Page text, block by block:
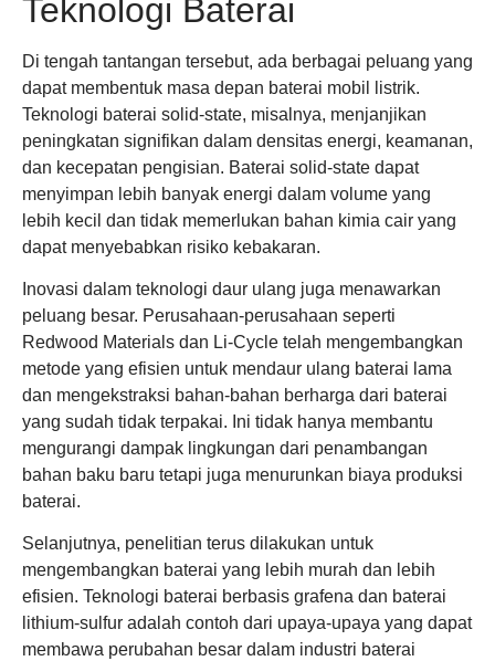
Teknologi Baterai
Di tengah tantangan tersebut, ada berbagai peluang yang
dapat membentuk masa depan baterai mobil listrik.
Teknologi baterai solid-state, misalnya, menjanjikan
peningkatan signifikan dalam densitas energi, keamanan,
dan kecepatan pengisian. Baterai solid-state dapat
menyimpan lebih banyak energi dalam volume yang
lebih kecil dan tidak memerlukan bahan kimia cair yang
dapat menyebabkan risiko kebakaran.
Inovasi dalam teknologi daur ulang juga menawarkan
peluang besar. Perusahaan-perusahaan seperti
Redwood Materials dan Li-Cycle telah mengembangkan
metode yang efisien untuk mendaur ulang baterai lama
dan mengekstraksi bahan-bahan berharga dari baterai
yang sudah tidak terpakai. Ini tidak hanya membantu
mengurangi dampak lingkungan dari penambangan
bahan baku baru tetapi juga menurunkan biaya produksi
baterai.
Selanjutnya, penelitian terus dilakukan untuk
mengembangkan baterai yang lebih murah dan lebih
efisien. Teknologi baterai berbasis grafena dan baterai
lithium-sulfur adalah contoh dari upaya-upaya yang dapat
membawa perubahan besar dalam industri baterai